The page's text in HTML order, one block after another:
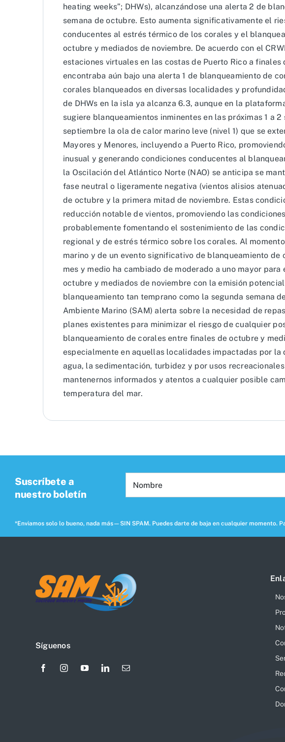
heating weeks”; DHWs), alcanzándose una alerta 2 de
semana de octubre. Esto aumenta significativamente el
conducentes al estrés térmico de los corales y el
octubre y mediados de noviembre. De acuerdo con el
estaciones virtuales en las costas de Puerto Rico a
encontraba aún bajo una alerta 1 de blanqueamiento de
corales blanqueados en diversas localidades y
de DHWs en la isla ya alcanza 6.3, aunque en la
sugiere blanqueamientos inminentes en las próximas 1 a
septiembre la ola de calor marino leve (nivel 1) que se
Mayores y Menores, incluyendo a Puerto Rico,
inusual y generando condiciones conducentes al
la Oscilación del Atlántico Norte (NAO) se anticipa se
fase neutral o ligeramente negativa (vientos alisios
de octubre y la primera mitad de noviembre. Estas
reducción notable de vientos, promoviendo las
probablemente fomentando el sostenimiento de las
regional y de estrés térmico sobre los corales. Al
marino y de un evento significativo de blanqueamiento de
mes y medio ha cambiado de moderado a uno mayor
octubre y mediados de noviembre con la emisión
blanqueamiento tan temprano como la segunda semana
Ambiente Marino (SAM) alerta sobre la necesidad de
planes existentes para minimizar el riesgo de cualquier
blanqueamiento de corales entre finales de octubre y
especialmente en aquellas localidades impactadas por la
agua, la sedimentación, turbidez y por usos
mantenernos informados y atentos a cualquier posible
temperatura del mar.
Suscríbete a
nuestro boletín
*Enviamos solo lo bueno, nada más—SIN SPAM. Puedes darte de baja en cualquier momento.
Síguenos